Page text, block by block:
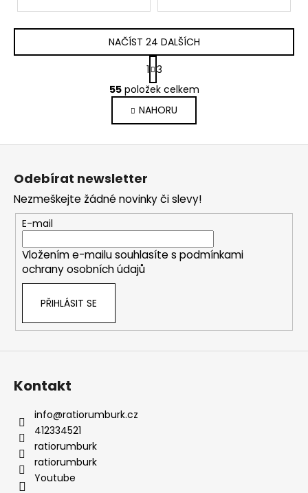
O
v
l
á
d
p
r
v
k
y
u
NAČÍST 24 DALŠÍCH
S
t
r
á
n
k
1 3
55položek celkem
NAHORU
Z
Odebírat newsletter
Nezmeškejte žádné novinky či slevy!
E-mail
Vložením e-mailu souhlasíte s podmínkami
ochrany osobních údajů
PŘIHLÁSIT SE
Kontakt
info@ratiorumburk.cz
412334521
ratiorumburk
ratiorumburk
Youtube